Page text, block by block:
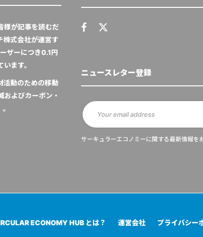
が記事を読むだ
株式会社が運営す
ザーにつき0.1円
ます。
活動のための移動
およびカーボン・
ニュースレター登録
サーキュラーエコノミーに関する最新情報を
ECONOMY HUB とは？ 運営会社 プライバシー